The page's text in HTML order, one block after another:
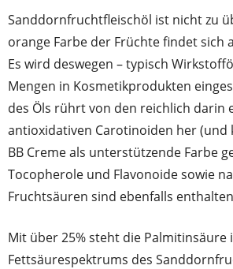
Sanddornfruchtfleischöl ist nicht zu
orange Farbe der Früchte findet sich
Es wird deswegen – typisch
Mengen in Kosmetikprodukten
des Öls rührt von den reichlich darin
antioxidativen Carotinoiden her (und
BB Creme als unterstützende Farbe
Tocopherole und Flavonoide sowie
Fruchtsäuren sind ebenfalls
Mit über 25% steht die
Fettsäurespektrums des